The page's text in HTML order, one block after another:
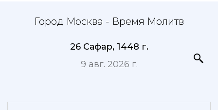
Город Москва - Время Молитв
26 Сафар, 1448 г.
9 авг. 2026 г.